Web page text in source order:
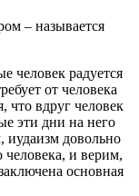
– называется
человек радуется
от человека
что вдруг человек
эти дни на него
довольно
и верим,
основная